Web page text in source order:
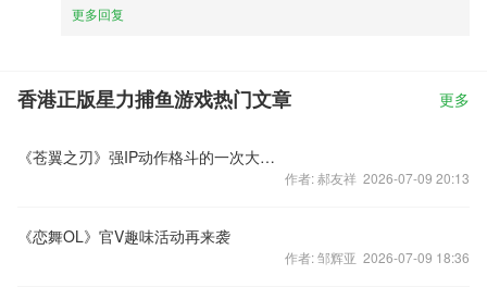
更多回复
香港正版星力捕鱼游戏热门文章 更多
《苍翼之刃》强IP动作格斗的一次大胆尝试
作者: 郝友祥 2026-07-09 20:13
《恋舞OL》官V趣味活动再来袭
作者: 邹辉亚 2026-07-09 18:36